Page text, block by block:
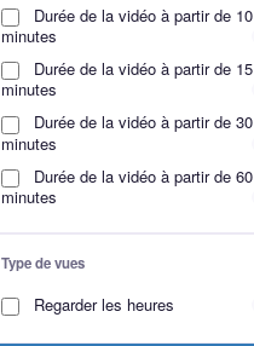
Durée de la vidéo à partir de 10
minutes
Durée de la vidéo à partir de 15
minutes
Durée de la vidéo à partir de 30
minutes
Durée de la vidéo à partir de 60
minutes
Type de vues
Regarder les heures